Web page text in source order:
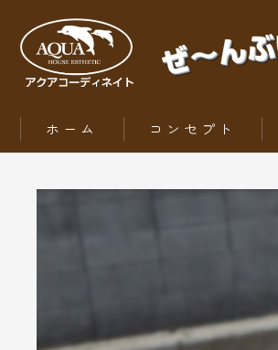
ホーム コンセプト